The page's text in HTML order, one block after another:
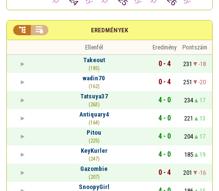
EREDMÉNYEK
 
Ellenfél Eredmény
Pontszám
Takeout
(185)
0 - 4 231
-18
wadin70
(162)
0 - 4 251
-20
Tatsuya37
(263)
4 - 0 234
17
Antiquary4
(164)
4 - 0 221
13
Pitou
(225)
4 - 0 204
17
KeyKurler
(247)
4 - 0 185
19
Gazombie
(207)
0 - 4 201
-16
SnoopyGirl